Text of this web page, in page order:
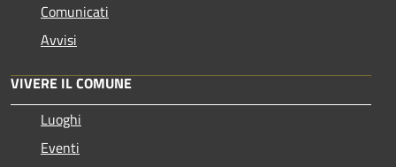
Comunicati
Avvisi
VIVERE IL COMUNE
Luoghi
Eventi